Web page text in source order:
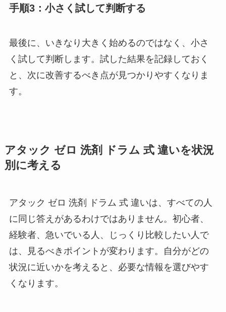
手順3：小さく試して判断する
最後に、いきなり大きく始めるのではなく、小さ
く試して判断します。試した結果を記録しておく
と、次に改善するべき点が見つかりやすくなりま
す。
アタック ゼロ 洗剤 ドラム 式 違いを状況
別に考える
アタック ゼロ 洗剤 ドラム 式 違いは、すべての人
に同じ答えがあるわけではありません。初心者、
経験者、急いでいる人、じっくり比較したい人で
は、見るべきポイントが変わります。自分がどの
状況に近いかを考えると、必要な情報を選びやす
くなります。